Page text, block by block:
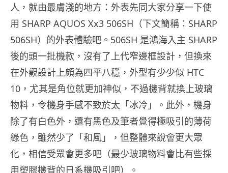
人，就由最膚淺的地方：外表先同大家分享一下使
用 SHARP AQUOS Xx3 506SH（下文簡稱：SHARP
506SH）的外表體驗吧。506SH 是鴻海入主 SHARP
後的頭一批機款，沒有了上代窄邊框設計，但換來
在外觀設計上頗為四平八穩，外型有少少似 HTC
10，尤其是角位就更加神似，不過機背就換上玻璃
物料，令機身手感不致於太「冰冷」。此外，機身
除了有白色外，還有黑色及筆者覺得極吸引的薄荷
綠色，雖然少了「和風」，但整體來說會更大眾
化，相信受眾會更多吧（最少玻璃物料會比有些採
用塑膠機背的日系機吸引吧）。